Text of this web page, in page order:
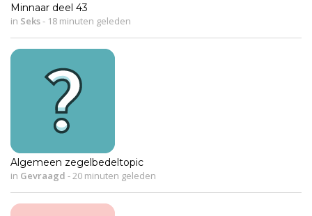
Minnaar deel 43
in Seks- 18 minuten geleden
Algemeen zegelbedeltopic
in Gevraagd -20 minuten geleden